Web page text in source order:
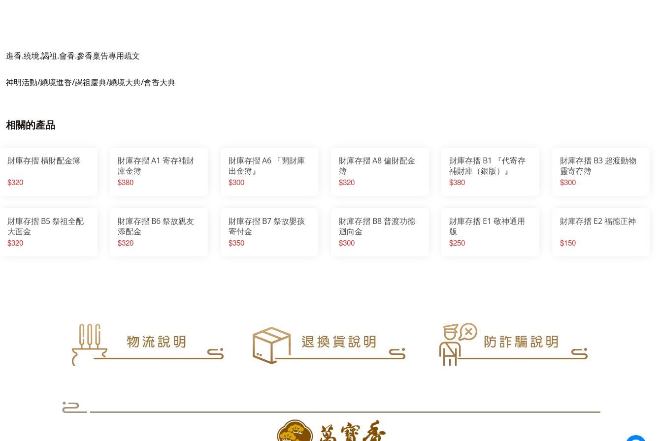
進香.繞境.謁祖.會香.參香稟告專用疏文
神明活動/繞境進香/謁祖慶典/繞境大典/會香大典
相關的產品
財庫存摺 橫財配金簿
$320
財庫存摺 A1 寄存補財
庫金簿
$380
財庫存摺 A6 『開財庫
出金簿』
$300
財庫存摺 A8 偏財配金
簿
$320
財庫存摺 B1 『代寄存
補財庫（銀版）』
$380
財庫存摺 B3 超渡動物
靈寄存簿
$300
財庫存摺 B5 祭祖全配
大面金
$320
財庫存摺 B6 祭故親友
添配金
$320
財庫存摺 B7 祭故嬰孩
寄付金
$350
財庫存摺 B8 普渡功德
迴向金
$300
財庫存摺 E1 敬神通用
版
$250
財庫存摺 E2 福德正神
$150